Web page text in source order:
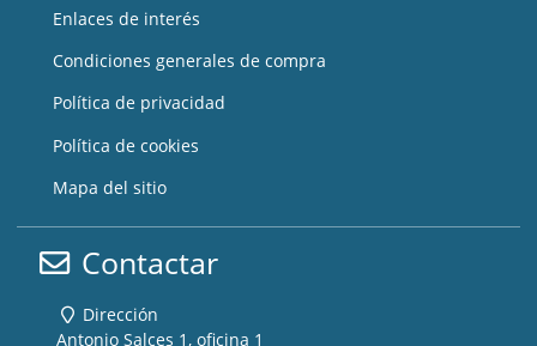
Enlaces de interés
Condiciones generales de compra
Política de privacidad
Política de cookies
Mapa del sitio
Contactar
Dirección
Antonio Salces 1, oficina 1